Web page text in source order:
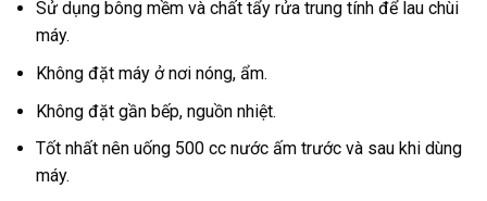
Sử dụng bông mềm và chất tẩy rửa trung tính để lau chùi
máy.
Không đặt máy ở nơi nóng, ẩm.
Không đặt gần bếp, nguồn nhiệt.
Tốt nhất nên uống 500 cc nước ấm trước và sau khi dùng
máy.